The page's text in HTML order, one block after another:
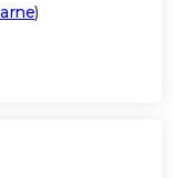
)